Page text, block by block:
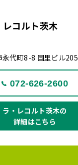
レコルト茨木
永代町8-8 国里ビル205
072-626-2600
ラ・レコルト茨木の
詳細はこちら